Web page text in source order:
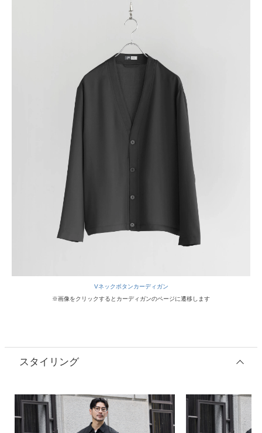
Vネックボタンカーディガン
※画像をクリックするとカーディガンのページに遷移します
スタイリング